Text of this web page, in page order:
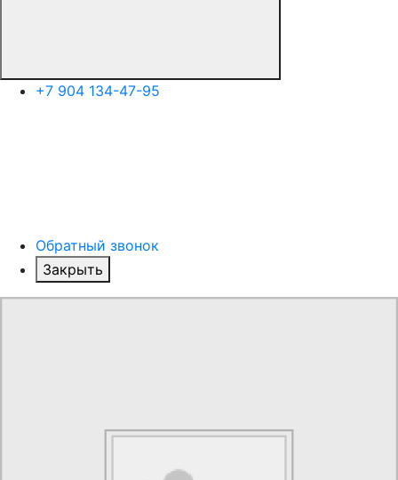
+7 904 134-47-95
Обратный звонок
Закрыть